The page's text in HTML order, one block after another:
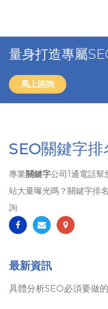
量身打造專屬
馬上諮詢
SEO關鍵字排
專業關鍵字公司1通電話幫
站大量曝光嗎？關鍵字排
詢
最新資訊
具體分析SEO必須要做